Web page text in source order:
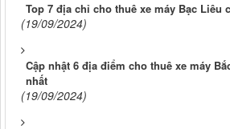
Top 7 địa chỉ cho thuê xe máy Bạc Liêu
(19/09/2024)
Cập nhật 6 địa điểm cho thuê xe máy
nhất
(19/09/2024)